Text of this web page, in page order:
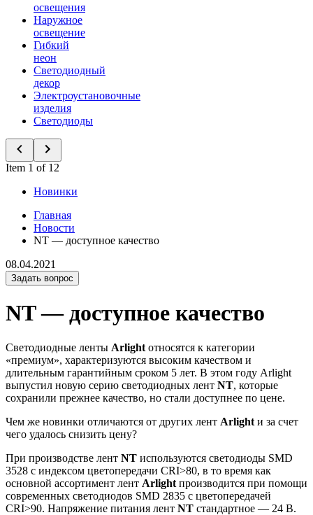
освещения
Наружное
освещение
Гибкий
неон
Светодиодный
декор
Электроустановочные
изделия
Светодиоды
Item 1 of 12
Новинки
Главная
Новости
NT — доступное качество
08.04.2021
Задать вопрос
NT — доступное качество
Светодиодные ленты Arlight относятся к категории
«премиум», характеризуются высоким качеством и
длительным гарантийным сроком 5 лет. В этом году Arlight
выпустил новую серию светодиодных лент NT, которые
сохранили прежнее качество, но стали доступнее по цене.
Чем же новинки отличаются от других лент Arlight и за счет
чего удалось снизить цену?
При производстве лент NT используются светодиоды SMD
3528 с индексом цветопередачи CRI>80, в то время как
основной ассортимент лент Arlight производится при помощи
современных светодиодов SMD 2835 с цветопередачей
CRI>90. Напряжение питания лент NT стандартное — 24 В.